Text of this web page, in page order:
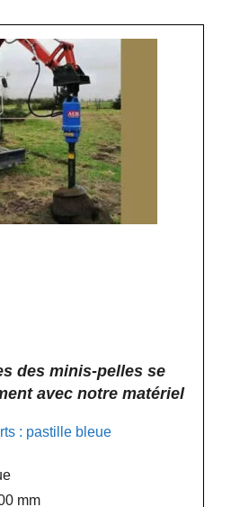
des minis-pelles se
avec notre matériel
: pastille bleue
mm